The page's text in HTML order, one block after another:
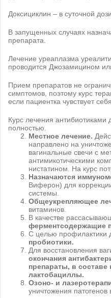
Доксициклин – в суточной
В запущенных случаях
препарата.
Лечение уреаплазма
проводится Джозамицином
Прием препаратов не
симптомов, поэтому курс
если пациентка чувствует
Курс лечения антибиотиками
полностью.
Местное лечение.
направлено на
вагинальные свечи с
антимикотическими
нистатином. На курс
Назначаются
Виферон) для
системы.
Общеукрепляющее
витаминов.
В качестве
ферментсодержащие
С целью профилактики
пробиотики.
Для восстановления
окончания
препараты, в
лактобациллы.
Озоно- и
уничтожения патогенов